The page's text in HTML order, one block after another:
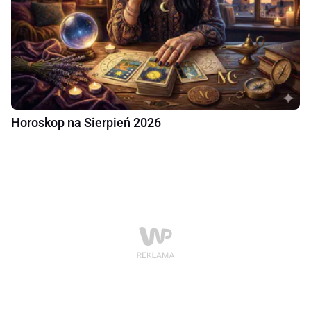
Horoskop na Sierpień 2026